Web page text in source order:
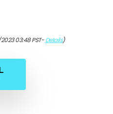
03:48 PST-Details)